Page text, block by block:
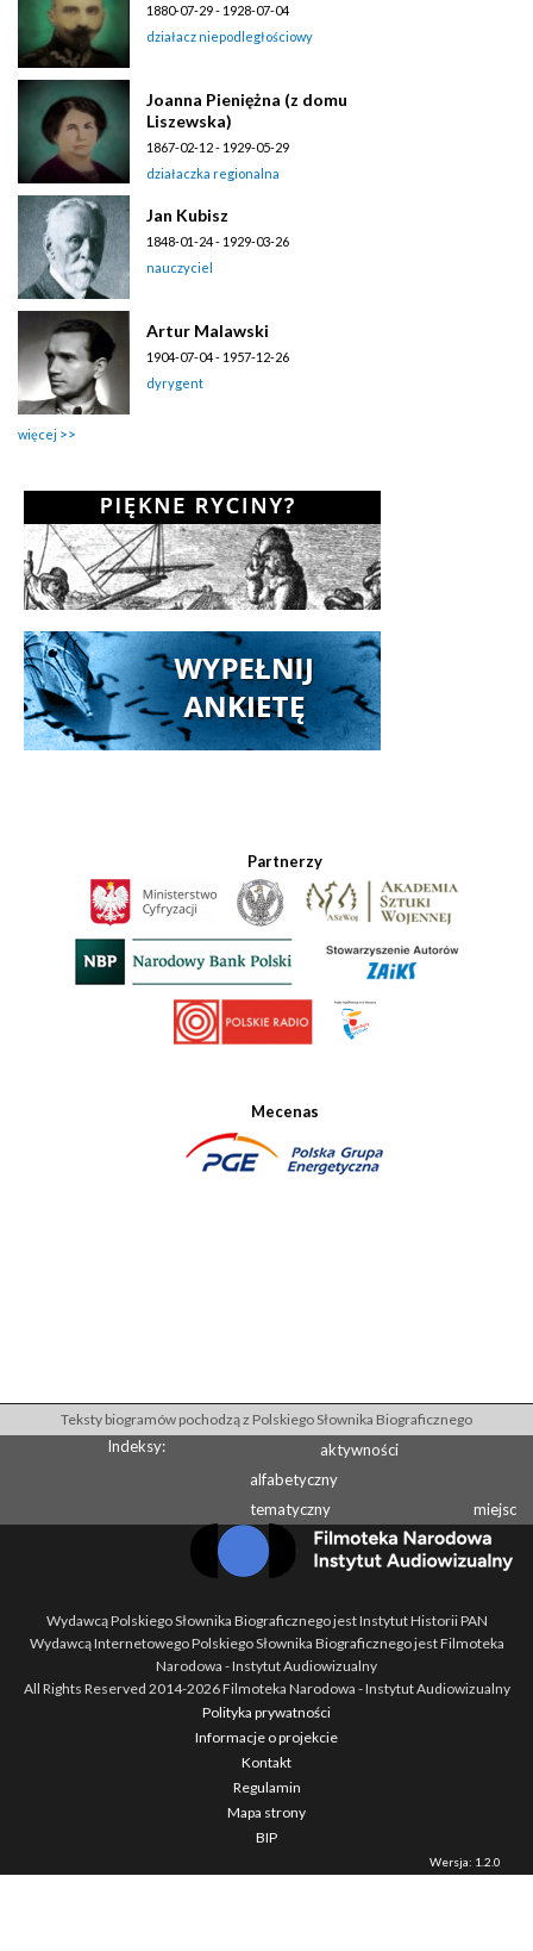
1880-07-29 - 1928-07-04
działacz niepodległościowy
Joanna Pieniężna (z domu
Liszewska)
1867-02-12 - 1929-05-29
działaczka regionalna
Jan Kubisz
1848-01-24 - 1929-03-26
nauczyciel
Artur Malawski
1904-07-04 - 1957-12-26
dyrygent
więcej
Partnerzy
Mecenas
Teksty biogramów pochodzą z Polskiego Słownika Biograficznego
Indeksy:
aktywności
alfabetyczny
tematyczny
miejsc
Wydawcą Polskiego Słownika Biograficznego jest Instytut Historii PAN
Wydawcą Internetowego Polskiego Słownika Biograficznego jest Filmoteka
Narodowa - Instytut Audiowizualny
All Rights Reserved 2014-2026Filmoteka Narodowa - Instytut Audiowizualny
Polityka prywatności
Informacje o projekcie
Kontakt
Regulamin
Mapa strony
BIP
Wersja: 1.2.0